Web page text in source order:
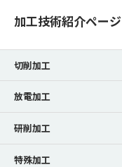
加工技術紹介ページ
切削加工
放電加工
研削加工
特殊加工